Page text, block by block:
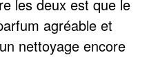
les deux est que le
agréable et
nettoyage encore